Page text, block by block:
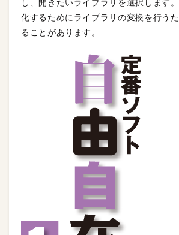
し、開きたいライブラリを選択します
化するためにライブラリの変換を行う
ることがあります。